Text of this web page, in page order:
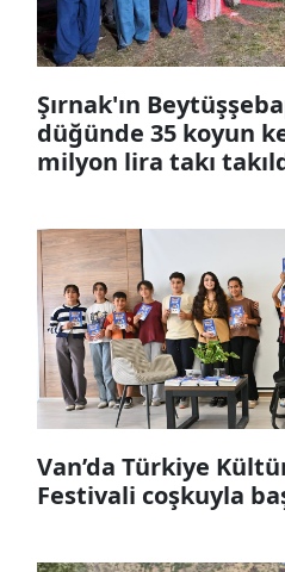
Şırnak'ın
düğünde 35 koyun
milyon lira takı
Van’da Türkiye
Festivali coşkuyla